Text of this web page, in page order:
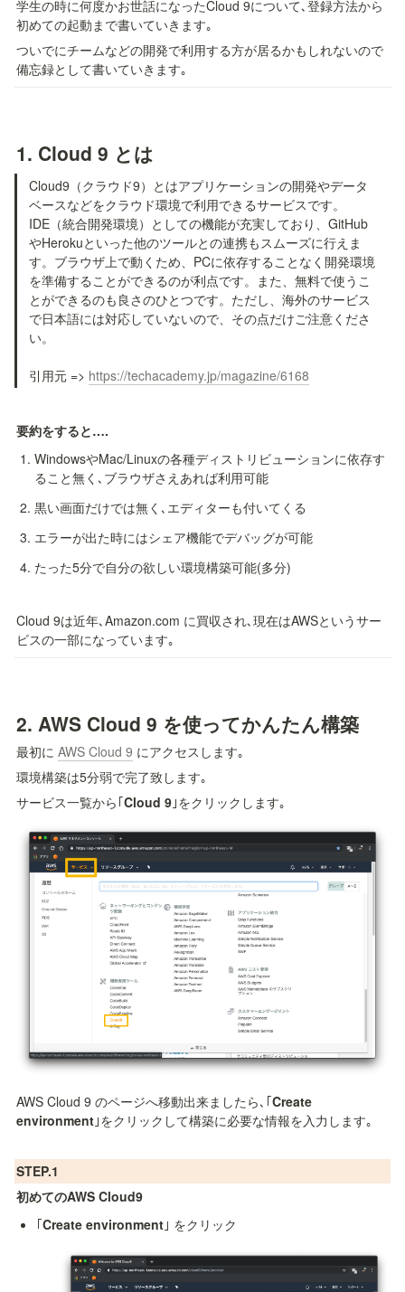
学生の時に何度かお世話になったCloud 9について､登録方法から
初めての起動まで書いていきます｡
ついでにチームなどの開発で利用する方が居るかもしれないので
備忘録として書いていきます｡
1. Cloud 9 とは
Cloud9（クラウド9）とはアプリケーションの開発やデータ
ベースなどをクラウド環境で利用できるサービスです。
IDE（統合開発環境）としての機能が充実しており、GitHub
やHerokuといった他のツールとの連携もスムーズに行えま
す。ブラウザ上で動くため、PCに依存することなく開発環境
を準備することができるのが利点です。また、無料で使うこ
とができるのも良さのひとつです。ただし、海外のサービス
で日本語には対応していないので、その点だけご注意くださ
い。
引用元 => https://techacademy.jp/magazine/6168
要約をすると….
WindowsやMac/Linuxの各種ディストリビューションに依存す
ること無く､ブラウザさえあれば利用可能
黒い画面だけでは無く､エディターも付いてくる
エラーが出た時にはシェア機能でデバッグが可能
たった5分で自分の欲しい環境構築可能(多分)
Cloud 9は近年､Amazon.com に買収され､現在はAWSというサー
ビスの一部になっています｡
2. AWS Cloud 9 を使ってかんたん構築
最初に AWS Cloud 9 にアクセスします｡
環境構築は5分弱で完了致します｡
サービス一覧から｢Cloud 9 ｣をクリックします｡
AWS Cloud 9 のページへ移動出来ましたら､｢Create
environment ｣をクリックして構築に必要な情報を入力します｡
STEP.1
初めてのAWS Cloud9
｢Create environment｣ をクリック